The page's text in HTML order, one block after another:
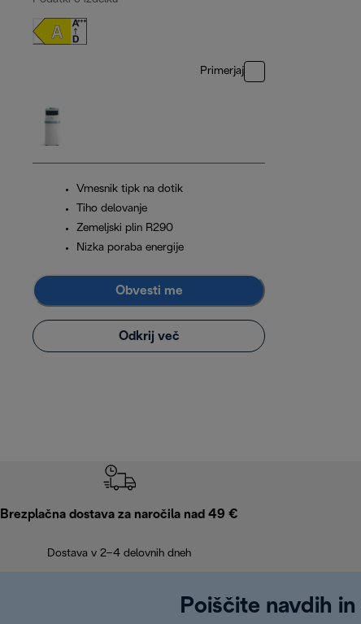
Primerjaj
Vmesnik tipk na dotik
Tiho delovanje
Zemeljski plin R290
Nizka poraba energije
Obvesti me
Odkrij več
Brezplačna dostava za naročila nad 49 €
Dostava v 2–4 delovnih dneh
Poiščite navdih